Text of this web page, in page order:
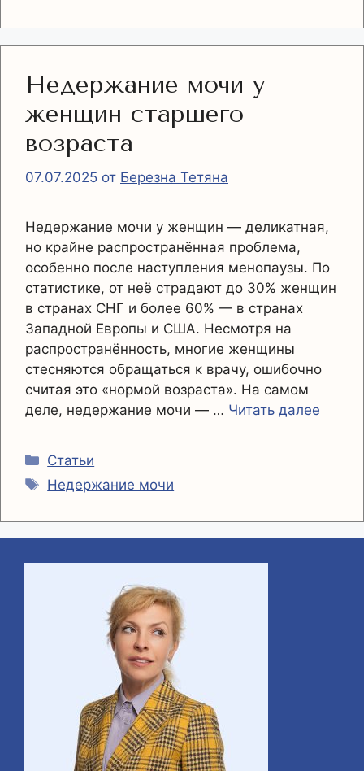
Недержание мочи у
женщин старшего
возраста
07.07.2025 от Березна Тетяна
Недержание мочи у женщин — деликатная,
но крайне распространённая проблема,
особенно после наступления менопаузы. По
статистике, от неё страдают до 30% женщин
в странах СНГ и более 60% — в странах
Западной Европы и США. Несмотря на
распространённость, многие женщины
стесняются обращаться к врачу, ошибочно
считая это «нормой возраста». На самом
деле, недержание мочи — … Читать далее
Рубрики
Статьи
Метки
Недержание мочи